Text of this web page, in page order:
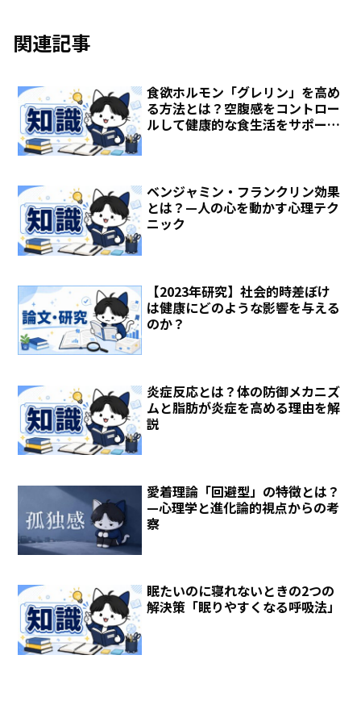
関連記事
食欲ホルモン「グレリン」を高め
る方法とは？空腹感をコントロー
ルして健康的な食生活をサポー
ベンジャミン・フランクリン効果
とは？—人の心を動かす心理テク
ニック
【2023年研究】社会的時差ぼけ
は健康にどのような影響を与える
のか？
炎症反応とは？体の防御メカニズ
ムと脂肪が炎症を高める理由を解
説
愛着理論「回避型」の特徴とは？
—心理学と進化論的視点からの考
察
眠たいのに寝れないときの2つの
解決策「眠りやすくなる呼吸法」